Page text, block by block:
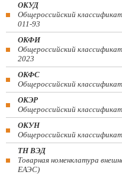
ОКУД
Общероссийский
011-93
ОКФИ
Общероссийский
2023
ОКФС
Общероссийский
ОКЭР
Общероссийский
ОКУН
Общероссийский
ТН ВЭД
Товарная номенклатура
ЕАЭС)